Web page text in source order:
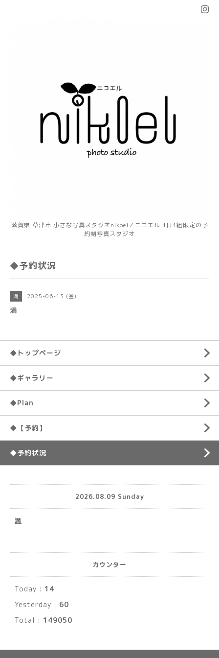
滋賀県 草津市 小さな写真スタジオnikoel／ニコエル 1日1組限定の予
約制写真スタジオ
◆予約状況
満 2025-06-13 (金)
満
◆トップページ
◆ギャラリー
◆Plan
◆【予約】
◆予約状況
2026.08.09 Sunday
満
カウンター
Today : 14
Yesterday : 60
Total : 149050